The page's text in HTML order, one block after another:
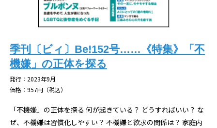
季刊〔ビィ〕Be!152号……《特集》「不
機嫌」の正体を探る
発行：2023年9月
価格：957円（税込）
「不機嫌」の正体を探る 何が起きている？ どうすればいい？ な
ぜ、不機嫌は習慣化しやすい？ 不機嫌と欲求の関係は？ 家庭内